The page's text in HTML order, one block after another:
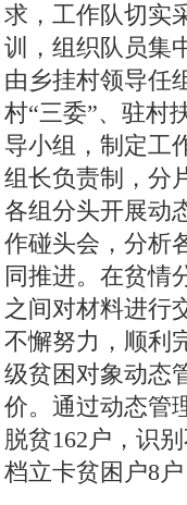
求，工作队切实
训，组织队员集
由乡挂村领导任
村“三委”、驻村
导小组，制定工
组长负责制，分
各组分头开展动
作碰头会，分析
同推进。在贫情
之间对材料进行
不懈努力，顺利
级贫困对象动态
价。通过动态管
脱贫162户，识
档立卡贫困户8户